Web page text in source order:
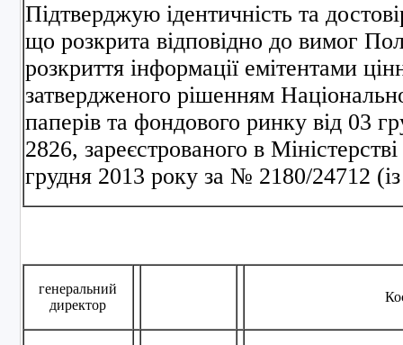
Підтверджую ідентичність та
що розкрита відповідно до вимог
розкриття інформації емітентами
затвердженого рішенням
паперів та фондового ринку від 03
2826, зареєстрованого в
грудня 2013 року за № 2180/24712
генеральний
директор